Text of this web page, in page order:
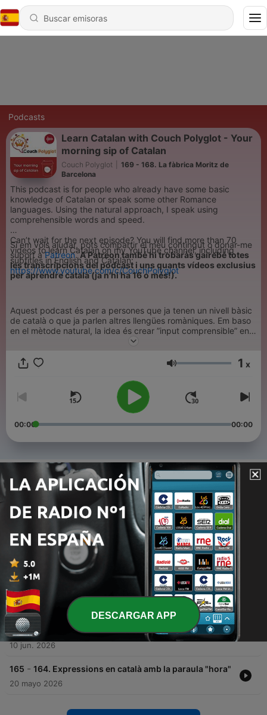
Podcasts
Learn Catalan with Couch Polyglot - Your
morning sip of Catalan
Couch Polyglot
169 - 168. La fàbrica Moritz de
Barcelona
This podcast is for people who already have some basic
knowledge of Catalan or speak some other Romance
languages. Using the natural approach, I speak using
comprehensible words and speed.
Can’t wait for the next episode? You will find more than 70
videos to learn Catalan on my YouTube channel, including
subtitles in English and Catalan:
https://www.youtube.com/c/CouchPolyglot
Si em vols ajudar, pots compartir el meu contingut o donar-me
suport aPatreon.A Patreon també hi trobaràs gairebé totes
les transcripcions del podcast i uns quants vídeos exclusius
per aprendre català (ja n'hi ha 16 o més!).
Aquest podcast és per a persones que ja tenen un nivell bàsic
de català o que ja parlen altres llengües romàniques. Em baso
en el mètode natural, la idea és crear ”input comprensible” en
Em pots trobar al meu canal de YouTube ”Couch Polyglot:
https://www.youtube.com
Moltes gràcies a l’Oskar per la música de fons 🎵
(https://www.studionystrom.se)
Volumen 1 x
00:00 00:00
Episodios
168. La fàbrica Moritz de Barcelona
05 ago. 2026
168 - 167. Parlem de les addiccions
167 - 166. Una cosa que em va sorprendre molt l'últim
cop anant en avió
01 jul. 2026
166 - 165. Cada persona és un món: diferents coses
que fa la gent quan fa vacances
10 jun. 2026
165 - 164. Expressions en català amb la paraula "hora"
20 mayo 2026
DESCARGAR APP